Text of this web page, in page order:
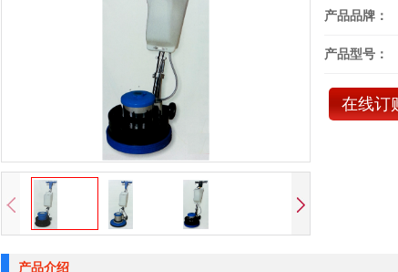
产品品牌：
产品型号：
在线订
产品介绍